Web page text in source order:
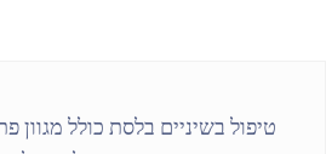
טיפול בשיניים בלסת כולל מגוון